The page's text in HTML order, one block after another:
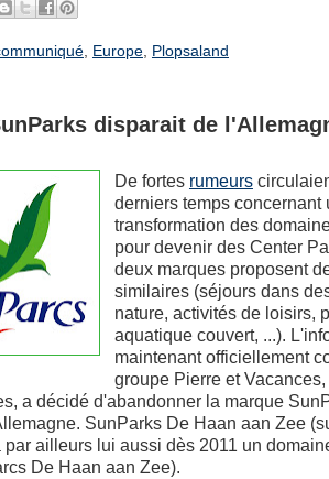
, Europe, Plopsaland
disparait de
De fortes rumeurs
derniers temps concernant
transformation des
pour devenir des Center
deux marques proposent
similaires (séjours dans
nature, activités de loisirs,
aquatique couvert, ...).
maintenant officiellement
groupe Pierre et
a décidé d'abandonner la marque
SunParks De Haan aan Zee
ailleurs lui aussi dès 2011 un
De Haan aan Zee).